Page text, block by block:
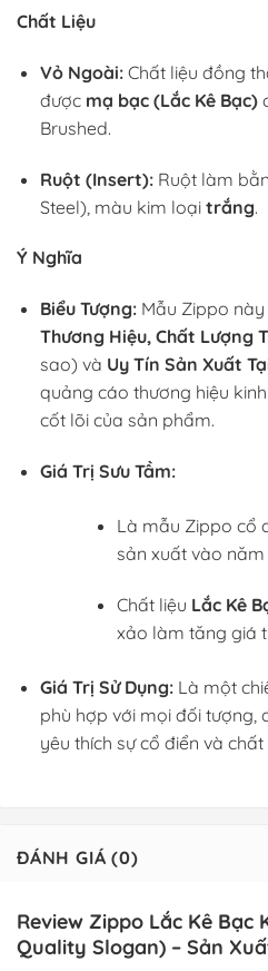
Chất Liệu
Vỏ Ngoài:Chất liệu đồng
được mạ bạc (Lắc Kê Bạc)
Brushed.
Ruột (Insert):Ruột làm
Steel), màu kim loại trắng.
Ý Nghĩa
Biểu Tượng:Mẫu Zippo này
Thương Hiệu, Chất Lượng
sao) và Uy Tín Sản Xuất
quảng cáo thương hiệu
cốt lõi của sản phẩm.
Giá Trị Sưu Tầm:
Là mẫu Zippo cổ
sản xuất vào năm
Chất liệu Lắc Kê
xảo làm tăng giá
Giá Trị Sử Dụng:Là một
phù hợp với mọi đối tượng,
yêu thích sự cổ điển và
ĐÁNH GIÁ (0)
Review Zippo Lắc Kê Bạc
Quality Slogan) – Sản